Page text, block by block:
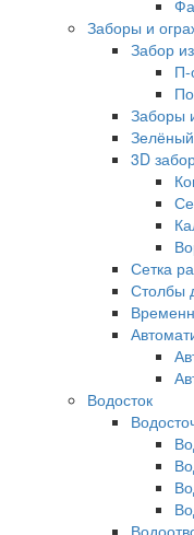
Заборы и
Забор
П-
Заборы
3D
Сетка
Столбы
Водосток